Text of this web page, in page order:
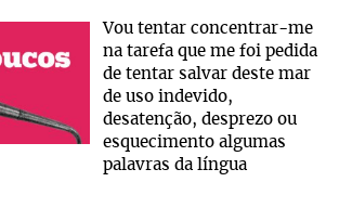
Vou tentar concentrar-me
na tarefa que me foi pedida
de tentar salvar deste mar
de uso indevido,
desatenção, desprezo ou
esquecimento algumas
palavras da língua